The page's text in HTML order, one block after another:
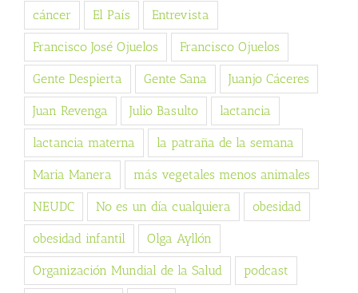
cáncer El País Entrevista
Francisco José Ojuelos Francisco Ojuelos
Gente Despierta Gente Sana Juanjo Cáceres
Juan Revenga Julio Basulto lactancia
lactancia materna la patraña de la semana
Maria Manera más vegetales menos animales
NEUDC No es un día cualquiera obesidad
obesidad infantil Olga Ayllón
Organización Mundial de la Salud podcast